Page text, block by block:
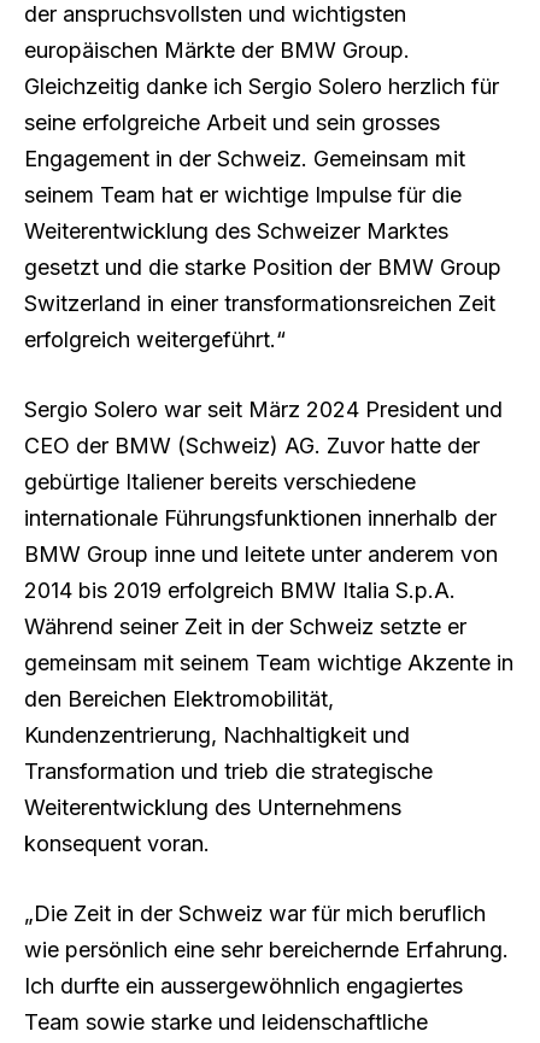
der anspruchsvollsten und wichtigsten
europäischen Märkte der BMW Group.
Gleichzeitig danke ich Sergio Solero herzlich für
seine erfolgreiche Arbeit und sein grosses
Engagement in der Schweiz. Gemeinsam mit
seinem Team hat er wichtige Impulse für die
Weiterentwicklung des Schweizer Marktes
gesetzt und die starke Position der BMW Group
Switzerland in einer transformationsreichen Zeit
erfolgreich weitergeführt.“
Sergio Solero war seit März 2024 President und
CEO der BMW (Schweiz) AG. Zuvor hatte der
gebürtige Italiener bereits verschiedene
internationale Führungsfunktionen innerhalb der
BMW Group inne und leitete unter anderem von
2014 bis 2019 erfolgreich BMW Italia S.p.A.
Während seiner Zeit in der Schweiz setzte er
gemeinsam mit seinem Team wichtige Akzente in
den Bereichen Elektromobilität,
Kundenzentrierung, Nachhaltigkeit und
Transformation und trieb die strategische
Weiterentwicklung des Unternehmens
konsequent voran.
„Die Zeit in der Schweiz war für mich beruflich
wie persönlich eine sehr bereichernde Erfahrung.
Ich durfte ein aussergewöhnlich engagiertes
Team sowie starke und leidenschaftliche